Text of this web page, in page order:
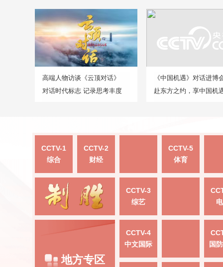
高端人物访谈《云顶对话》
对话时代标志 记录思考丰度
《中国机遇》对话进博
赴东方之约，享中国机
CCTV-1
综合
CCTV-2
财经
CCTV-5
体育
CCTV-3
综艺
地方专区
CCTV-4
中文国际
国